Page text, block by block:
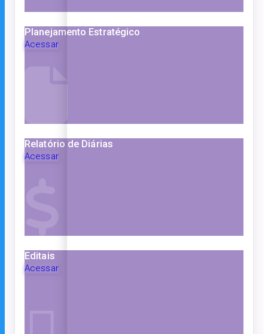
Planejamento Estratégico
Acessar
Relatório de Diárias
Acessar
Editais
Acessar